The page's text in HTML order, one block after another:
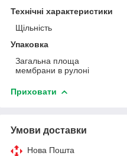
Технічні характеристики
Щільність
Упаковка
Загальна площа
мембрани в рулоні
Приховати
Умови доставки
Нова Пошта